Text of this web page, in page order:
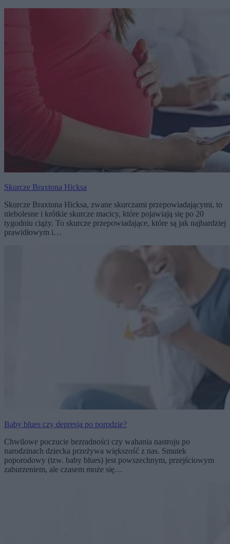
Skurcze Braxtona Hicksa
Skurcze Braxtona Hicksa, zwane skurczami przepowiadającymi, to
niebolesne i krótkie skurcze macicy, które pojawiają się po 20
tygodniu ciąży. To skurcze przepowiadające, które są jak najbardziej
prawidłowym i…
Baby blues czy depresja po porodzie?
Chwilowe poczucie bezradności czy wahania nastroju po
narodzinach dziecka przeżywa większość z nas. Smutek
poporodowy (tzw. baby blues) jest powszechnym, przejściowym
zaburzeniem, ale czasem może się…